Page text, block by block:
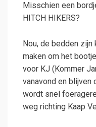
Misschien een
HITCH HIKERS?
Nou, de bedden zijn
maken om het
voor KJ (Kommer
vanavond en blijven
wordt snel
weg richting Kaap